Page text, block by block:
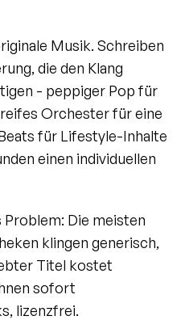
Musik. Schreiben
die den Klang
- peppiger Pop für
Orchester für eine
für Lifestyle-Inhalte
einen individuellen
Die meisten
klingen generisch,
Titel kostet
sofort
lizenzfrei.